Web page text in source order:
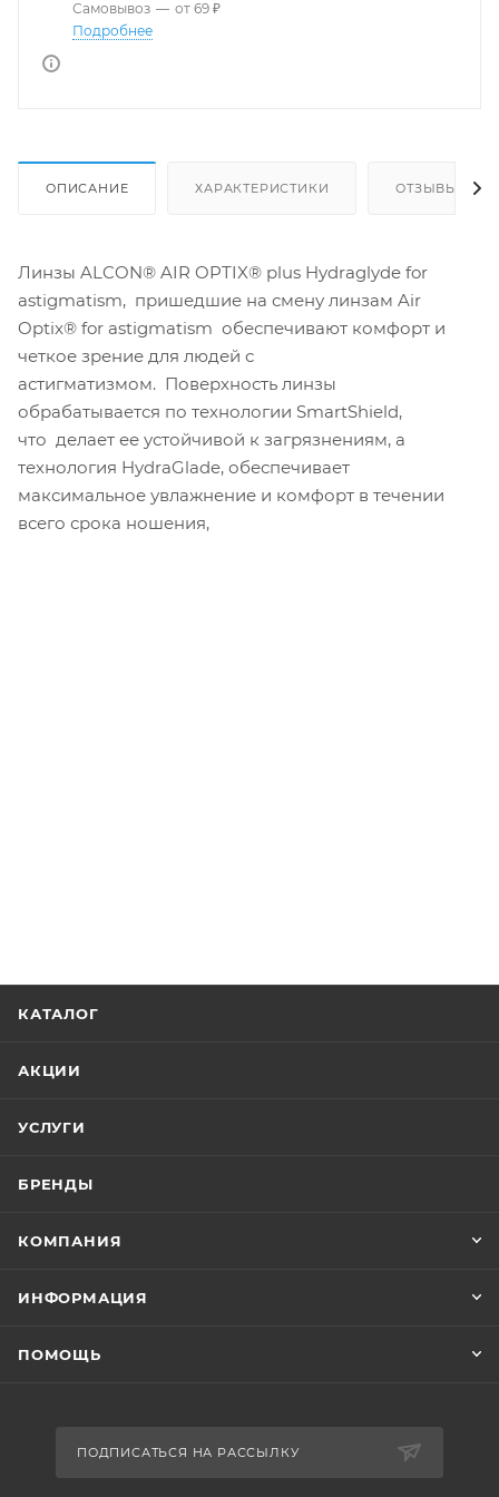
Самовывоз — от 69 ₽
Подробнее
ОПИСАНИЕ ХАРАКТЕРИСТИКИ ОТЗЫВЫ
Линзы ALCON® AIR OPTIX® plus Hydraglyde for
astigmatism, пришедшие на смену линзам Air
Optix® for astigmatism обеспечивают комфорт и
четкое зрение для людей с
астигматизмом. Поверхность линзы
обрабатывается по технологии SmartShield,
что делает ее устойчивой к загрязнениям, а
технология HydraGlade, обеспечивает
максимальное увлажнение и комфорт в течении
всего срока ношения,
КАТАЛОГ
АКЦИИ
УСЛУГИ
БРЕНДЫ
КОМПАНИЯ
ИНФОРМАЦИЯ
ПОМОЩЬ
ПОДПИСАТЬСЯ НА РАССЫЛКУ